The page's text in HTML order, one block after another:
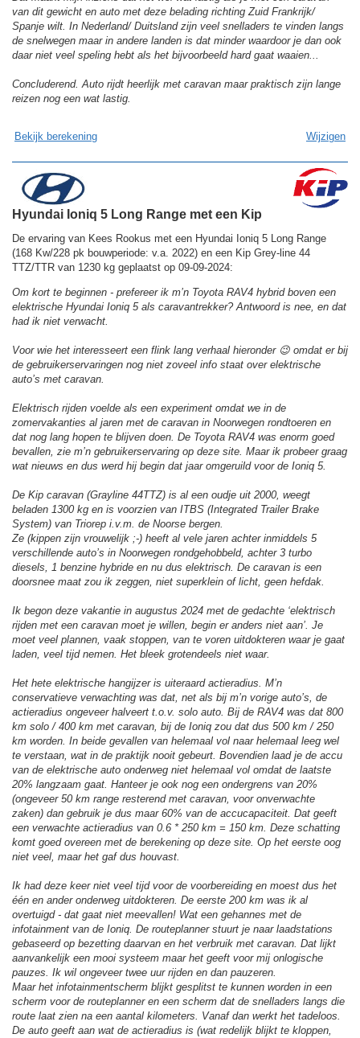
van dit gewicht en auto met deze belading richting Zuid Frankrijk/
Spanje wilt. In Nederland/ Duitsland zijn veel snelladers te vinden langs
de snelwegen maar in andere landen is dat minder waardoor je dan ook
daar niet veel speling hebt als het bijvoorbeeld hard gaat waaien...
Concluderend. Auto rijdt heerlijk met caravan maar praktisch zijn lange
reizen nog een wat lastig.
Bekijk berekening Wijzigen
Hyundai Ioniq 5 Long Range met een Kip
De ervaring van Kees Rookus met een Hyundai Ioniq 5 Long Range
(168 Kw/228 pk bouwperiode: v.a. 2022) en een Kip Grey-line 44
TTZ/TTR van 1230 kg geplaatst op 09-09-2024:
Om kort te beginnen - prefereer ik m’n Toyota RAV4 hybrid boven een
elektrische Hyundai Ioniq 5 als caravantrekker? Antwoord is nee, en dat
had ik niet verwacht.
Voor wie het interesseert een flink lang verhaal hieronder 😉 omdat er bij
de gebruikerservaringen nog niet zoveel info staat over elektrische
auto’s met caravan.
Elektrisch rijden voelde als een experiment omdat we in de
zomervakanties al jaren met de caravan in Noorwegen rondtoeren en
dat nog lang hopen te blijven doen. De Toyota RAV4 was enorm goed
bevallen, zie m’n gebruikerservaring op deze site. Maar ik probeer graag
wat nieuws en dus werd hij begin dat jaar omgeruild voor de Ioniq 5.
De Kip caravan (Grayline 44TTZ) is al een oudje uit 2000, weegt
beladen 1300 kg en is voorzien van ITBS (Integrated Trailer Brake
System) van Triorep i.v.m. de Noorse bergen.
Ze (kippen zijn vrouwelijk ;-) heeft al vele jaren achter inmiddels 5
verschillende auto’s in Noorwegen rondgehobbeld, achter 3 turbo
diesels, 1 benzine hybride en nu dus elektrisch. De caravan is een
doorsnee maat zou ik zeggen, niet superklein of licht, geen hefdak.
Ik begon deze vakantie in augustus 2024 met de gedachte ‘elektrisch
rijden met een caravan moet je willen, begin er anders niet aan’. Je
moet veel plannen, vaak stoppen, van te voren uitdokteren waar je gaat
laden, veel tijd nemen. Het bleek grotendeels niet waar.
Het hete elektrische hangijzer is uiteraard actieradius. M’n
conservatieve verwachting was dat, net als bij m’n vorige auto’s, de
actieradius ongeveer halveert t.o.v. solo auto. Bij de RAV4 was dat 800
km solo / 400 km met caravan, bij de Ioniq zou dat dus 500 km / 250
km worden. In beide gevallen van helemaal vol naar helemaal leeg wel
te verstaan, wat in de praktijk nooit gebeurt. Bovendien laad je de accu
van de elektrische auto onderweg niet helemaal vol omdat de laatste
20% langzaam gaat. Hanteer je ook nog een ondergrens van 20%
(ongeveer 50 km range resterend met caravan, voor onverwachte
zaken) dan gebruik je dus maar 60% van de accucapaciteit. Dat geeft
een verwachte actieradius van 0.6 * 250 km = 150 km. Deze schatting
komt goed overeen met de berekening op deze site. Op het eerste oog
niet veel, maar het gaf dus houvast.
Ik had deze keer niet veel tijd voor de voorbereiding en moest dus het
één en ander onderweg uitdokteren. De eerste 200 km was ik al
overtuigd - dat gaat niet meevallen! Wat een gehannes met de
infotainment van de Ioniq. De routeplanner stuurt je naar laadstations
gebaseerd op bezetting daarvan en het verbruik met caravan. Dat lijkt
aanvankelijk een mooi systeem maar het geeft voor mij onlogische
pauzes. Ik wil ongeveer twee uur rijden en dan pauzeren.
Maar het infotainmentscherm blijkt gesplitst te kunnen worden in een
scherm voor de routeplanner en een scherm dat de snelladers langs die
route laat zien na een aantal kilometers. Vanaf dan werkt het tadeloos.
De auto geeft aan wat de actieradius is (wat redelijk blijkt te kloppen,